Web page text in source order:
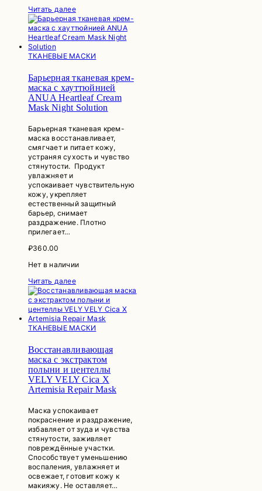
Читать далее
ТКАНЕВЫЕ МАСКИ
Барьерная тканевая крем-
маска с хауттюйнией
ANUA Heartleaf Cream
Mask Night Solution
Барьерная тканевая крем-
маска восстанавливает,
смягчает и питает кожу,
устраняя сухость и чувство
стянутости. Продукт
увлажняет и
успокаивает чувствительную
кожу, укрепляет
естественный защитный
барьер, снимает
раздражение. Плотно
прилегает…
₽360.00
Нет в наличии
Читать далее
ТКАНЕВЫЕ МАСКИ
Восстанавливающая
маска с экстрактом
полыни и центеллы
VELY VELY Cica X
Artemisia Repair Mask
Маска успокаивает
покраснение и раздражение,
избавляет от зуда и чувства
стянутости, заживляет
повреждённые участки.
Способствует уменьшению
воспаления, увлажняет и
освежает, готовит кожу к
макияжу. Не оставляет…